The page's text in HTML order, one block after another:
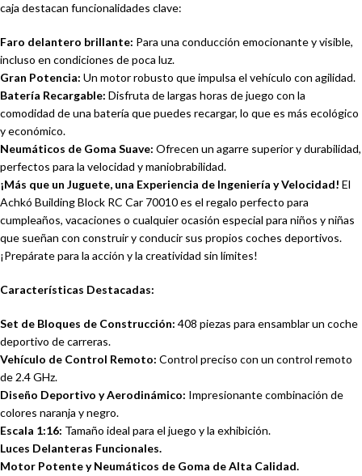
caja destacan funcionalidades clave:
Faro delantero brillante: Para una conducción emocionante y visible,
incluso en condiciones de poca luz.
Gran Potencia: Un motor robusto que impulsa el vehículo con agilidad.
Batería Recargable: Disfruta de largas horas de juego con la
comodidad de una batería que puedes recargar, lo que es más ecológico
y económico.
Neumáticos de Goma Suave: Ofrecen un agarre superior y durabilidad,
perfectos para la velocidad y maniobrabilidad.
¡Más que un Juguete, una Experiencia de Ingeniería y Velocidad! El
Achkó Building Block RC Car 70010 es el regalo perfecto para
cumpleaños, vacaciones o cualquier ocasión especial para niños y niñas
que sueñan con construir y conducir sus propios coches deportivos.
¡Prepárate para la acción y la creatividad sin límites!
Características Destacadas:
Set de Bloques de Construcción: 408 piezas para ensamblar un coche
deportivo de carreras.
Vehículo de Control Remoto: Control preciso con un control remoto
de 2.4 GHz.
Diseño Deportivo y Aerodinámico: Impresionante combinación de
colores naranja y negro.
Escala 1:16: Tamaño ideal para el juego y la exhibición.
Luces Delanteras Funcionales.
Motor Potente y Neumáticos de Goma de Alta Calidad.